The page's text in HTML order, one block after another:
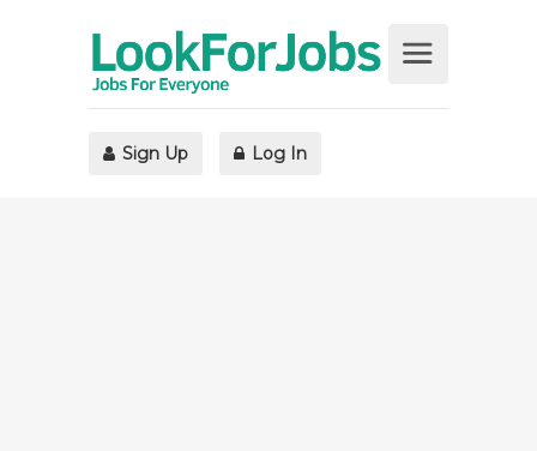
Sign Up Log In